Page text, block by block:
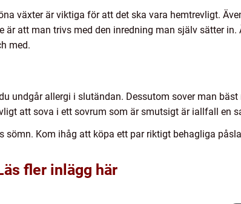
växter är viktiga för att det ska vara hemtrevligt.
att man trivs med den inredning man själv sätter in.
med.
undgår allergi i slutändan. Dessutom sover man
att sova i ett sovrum som är smutsigt är iallfall en
sömn. Kom ihåg att köpa ett par riktigt behagliga
fler inlägg här